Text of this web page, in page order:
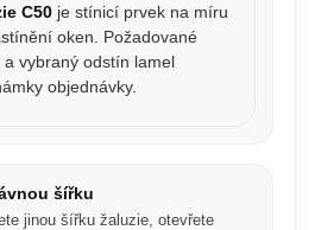
C50 je stínicí prvek na míru
oken. Požadované
a vybraný odstín lamel
objednávky.
šířku
jinou šířku žaluzie, otevřete